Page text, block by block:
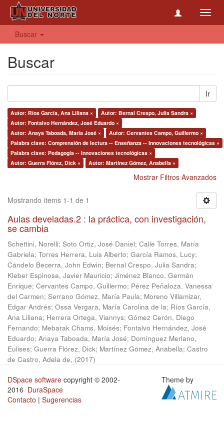
Buscar
Buscar
Ir
Autor: Ríos García, Ana Liliana ×
Autor: Bernal Crespo, Julia Sandra ×
Autor: Fontalvo Hernández, José Eduardo ×
Autor: Anaya Taboada, María José ×
Autor: Cervantes Campo, Guillermo ×
Palabra clave: Comprensión de lectura -- Enseñanza -- Innovaciones tecnológicas ×
Palabra clave: Pedagogía -- Innovaciones tecnológicas ×
Autor: Guerra Flórez, Dick ×
Autor: Martínez Gómez, Anabella ×
Mostrar Filtros Avanzados
Mostrando ítems 1-1 de 1
Aulas develadas.2 : la práctica, con investigación,
se cambia
Schettini, Norelli; Soto Ortiz, José Daniel; Calle Torres, María
Gabriela; Torres Herrera, Luis Alberto; García Ramos, Lucy;
Cándelo Becerra, John Edwin; Bernal Crespo, Julia Sandra;
Kleber Espinosa, Javier Mauricio; Jiménez Blanco, Germán
Enrique; Cervantes Campo, Guillermo; Pérez Peñaloza, Vanessa
del Carmen; Serrano Gómez, María Paula; Moreno Villamizar,
Edgar Andrés; Ossa Vergara, María Carolina de la; Ríos García,
Ana Liliana; Herrera Ortega, Viannys; Gómez Cerón, Diego
Fernando; Mebarak Chams, Moisés; Fontalvo Hernández, José
Eduardo; Anaya Taboada, María José; Domínguez Merlano,
Eulises; Guerra Flórez, Dick; Martínez Gómez, Anabella; Castro
de Castro, Adela de, (2017)
DSpace software copyright © 2002-
2016 DuraSpace
Contacto | Sugerencias
Theme by